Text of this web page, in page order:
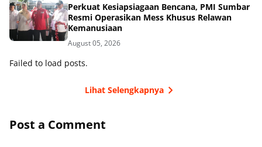
Perkuat Kesiapsiagaan Bencana, PMI Sumbar
Resmi Operasikan Mess Khusus Relawan
Kemanusiaan
August 05, 2026
Failed to load posts.
Lihat Selengkapnya
Post a Comment